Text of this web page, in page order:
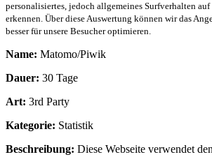
personalisiertes, jedoch allgemeines Surfverhalten auf
erkennen. Über diese Auswertung können wir das
besser für unsere Besucher optimieren.
Name: Matomo/Piwik
Dauer: 30 Tage
Art: 3rd Party
Kategorie: Statistik
Beschreibung: Diese Webseite verwendet